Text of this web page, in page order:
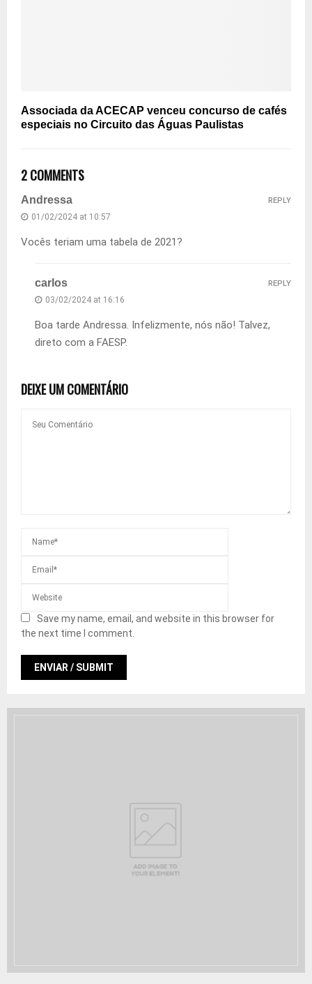
Associada da ACECAP venceu concurso de cafés
especiais no Circuito das Águas Paulistas
2 COMMENTS
Andressa
01/02/2024 at 10:57
Vocês teriam uma tabela de 2021?
REPLY
carlos
03/02/2024 at 16:16
Boa tarde Andressa. Infelizmente, nós não! Talvez,
direto com a FAESP.
REPLY
DEIXE UM COMENTÁRIO
Save my name, email, and website in this browser for
the next time I comment.